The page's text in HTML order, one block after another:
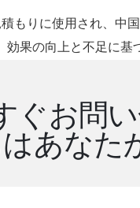
もりに使用され、
果の向上と不足に基
ぐお問
あなた